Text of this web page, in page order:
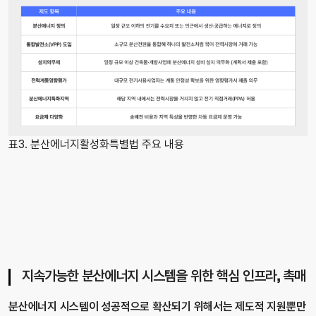
표3. 분산에너지활성화특별법 주요 내용
지속가능한 분산에너지 시스템을 위한 핵심 인프라, 촉매
분산에너지 시스템이 성공적으로 확산되기 위해서는 제도적 지원뿐만